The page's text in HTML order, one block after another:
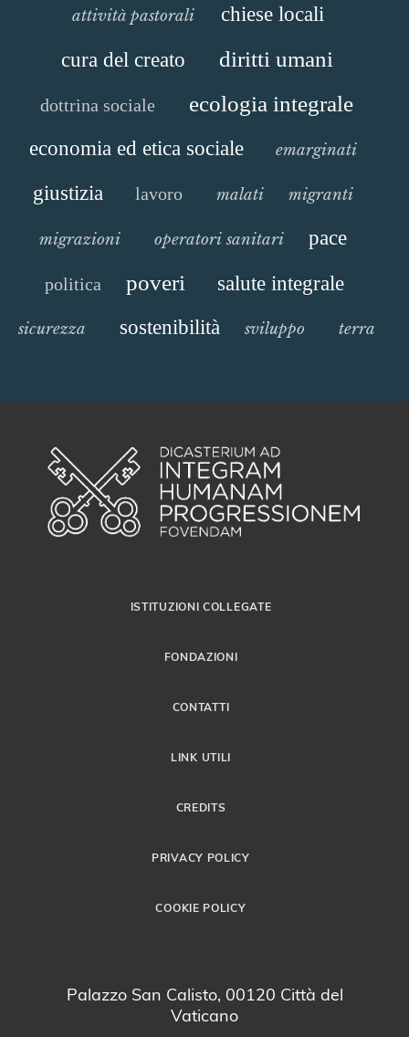
attività pastorali
chiese locali
cura del creato
diritti umani
dottrina sociale ecologia integrale
economia ed etica sociale emarginati
giustizia lavoro malati migranti
migrazioni operatori sanitari pace
politica poveri salute integrale
sicurezza sostenibilità sviluppo terra
ISTITUZIONI COLLEGATE
FONDAZIONI
CONTATTI
LINK UTILI
CREDITS
PRIVACY POLICY
COOKIE POLICY
Palazzo San Calisto, 00120 Città del
Vaticano